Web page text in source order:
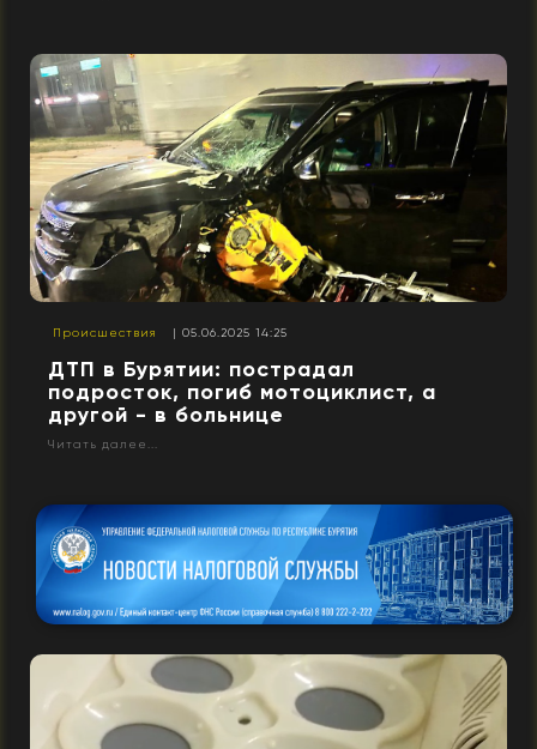
Происшествия | 05.06.2025 14:25
ДТП в Бурятии: пострадал
подросток, погиб мотоциклист, а
другой - в больнице
Читать далее...